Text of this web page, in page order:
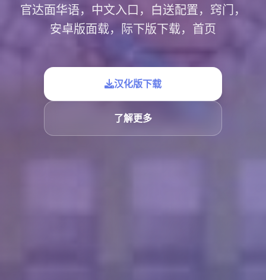
官达面华语，中文入口，白送配置，窍门，
安卓版面载，际下版下载，首页
汉化版下载
了解更多